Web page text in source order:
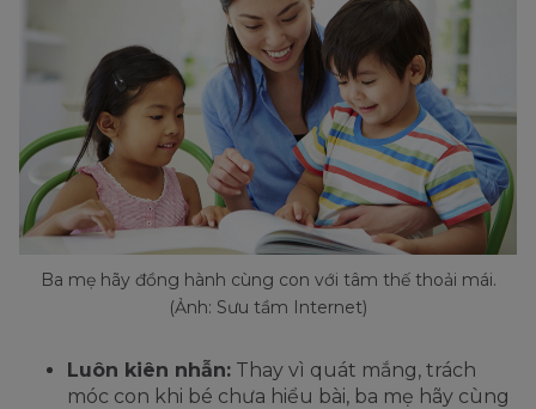
Ba mẹ hãy đồng hành cùng con với tâm thế thoải mái.
(Ảnh: Sưu tầm Internet)
Luôn kiên nhẫn: Thay vì quát mắng, trách
móc con khi bé chưa hiểu bài, ba mẹ hãy cùng